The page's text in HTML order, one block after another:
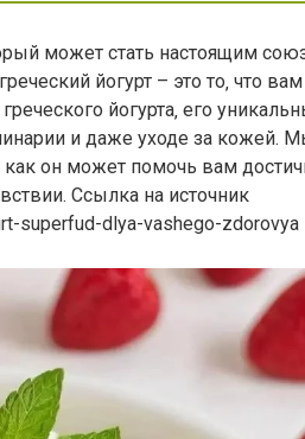
может стать настоящим
йогурт – это то‚ что
йогурта‚ его
и даже уходе за кожей.
он может помочь вам
Ссылка на источник
superfud-dlya-vashego-zdorovya